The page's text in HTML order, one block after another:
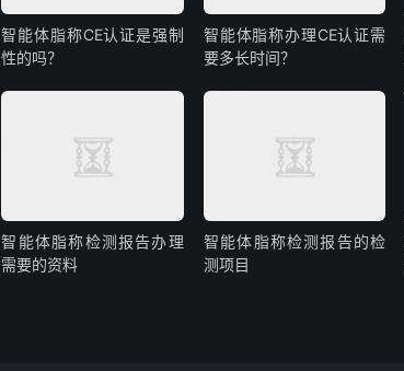
智能体脂称CE认证是强制
性的吗？
智能体脂称办理CE认证需
要多长时间？
智能体脂称检测报告办理
需要的资料
智能体脂称检测报告的检
测项目